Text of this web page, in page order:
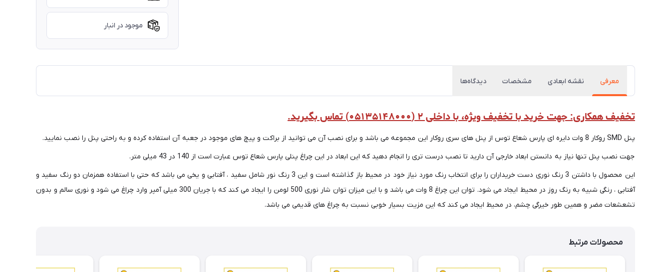
موجود در انبار
معرفی نقشه ابعادی مشخصات دیدگاه‌ها
تخفیف همکاری: جهت خرید با تخفیف ویژه، با داخلی ۲ (۰۵۱۳۵۱۴۸۰۰۰) تماس بگیرید.
پنل SMD روکار 8 وات دایره ای پارس شعاع توس از پنل های سری روکار این مجموعه می باشد و برای نصب آن می توانید از براکت و پیچ های موجود در جعبه آن استفاده کرده و به راحتی پنل را نصب نمایید.
جهت نصب پنل تنها نیاز به دانستن ابعاد خارجی آن دارید تا نصب درست تری را انجام دهید که این ابعاد در این چراغ پنلی پارس شعاع توس عبارت است از 140 در 43 میلی متر.
این محصول با داشتن 3 رنگ نوری دست خریداران را برای انتخاب رنگ مورد نیاز خود در محیط باز گذاشته است و این 3 رنگ نور شامل سفید ، آفتابی و یخی می باشد که حتی با استفاده همزمان دو رنگ سفید و
آفتابی ، رنگی شبیه به رنگ روز در محیط ایجاد می شود. توان این چراغ 8 وات می باشد و با این میزان توان شار نوری 500 لومن را ایجاد می کند که با جریان 300 میلی آمپر وارد چراغ می شود و نوری سالم و بدون
تشعشعات مضر و همین طور خیرگی چشم، در محیط ایجاد می کند که این مزیت بسیار خوبی نسبت به چراغ های قدیمی می باشد.
محصولات مرتبط